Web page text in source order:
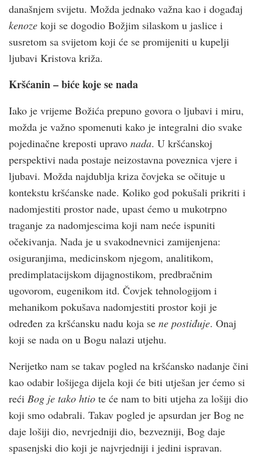
današnjem svijetu. Možda jednako važna kao i događaj
kenoze koji se dogodio Božjim silaskom u jaslice i
susretom sa svijetom koji će se promijeniti u kupelji
ljubavi Kristova križa.
Kršćanin – biće koje se nada
Iako je vrijeme Božića prepuno govora o ljubavi i miru,
možda je važno spomenuti kako je integralni dio svake
pojedinačne kreposti upravo nada. U kršćanskoj
perspektivi nada postaje neizostavna poveznica vjere i
ljubavi. Možda najdublja kriza čovjeka se očituje u
kontekstu kršćanske nade. Koliko god pokušali prikriti i
nadomjestiti prostor nade, upast ćemo u mukotrpno
traganje za nadomjescima koji nam neće ispuniti
očekivanja. Nada je u svakodnevnici zamijenjena:
osiguranjima, medicinskom njegom, analitikom,
predimplatacijskom dijagnostikom, predbračnim
ugovorom, eugenikom itd. Čovjek tehnologijom i
mehanikom pokušava nadomjestiti prostor koji je
određen za kršćansku nadu koja se ne postiđuje. Onaj
koji se nada on u Bogu nalazi utjehu.
Nerijetko nam se takav pogled na kršćansko nadanje čini
kao odabir lošijega dijela koji će biti utješan jer ćemo si
reći Bog je tako htio te će nam to biti utjeha za lošiji dio
koji smo odabrali. Takav pogled je apsurdan jer Bog ne
daje lošiji dio, nevrjedniji dio, bezvezniji, Bog daje
spasenjski dio koji je najvrjedniji i jedini ispravan.